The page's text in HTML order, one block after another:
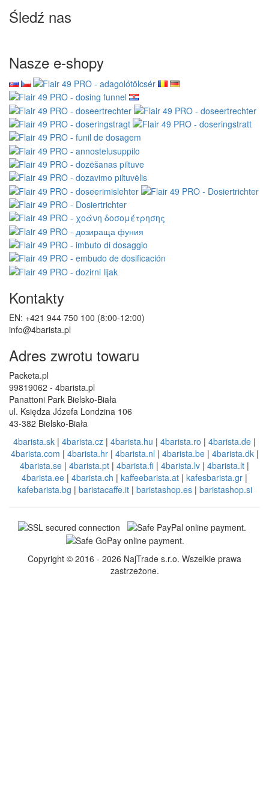
Śledź nas
Nasze e-shopy
Kontakty
EN: +421 944 750 100 (8:00-12:00)
info@4barista.pl
Adres zwrotu towaru
Packeta.pl
99819062 - 4barista.pl
Panattoni Park Bielsko-Biała
ul. Księdza Józefa Londzina 106
43-382 Bielsko-Biała
4barista.sk | 4barista.cz | 4barista.hu | 4barista.ro | 4barista.de |
4barista.com | 4barista.hr| 4barista.nl | 4barista.be| 4barista.dk|
4barista.se | 4barista.pt | 4barista.fi | 4barista.lv | 4barista.lt |
4barista.ee | 4barista.ch | kaffeebarista.at | kafesbarista.gr |
kafebarista.bg | baristacaffe.it| baristashop.es| baristashop.si
Copyright © 2016 - 2026 NajTrade s.r.o. Wszelkie prawa
zastrzeżone.